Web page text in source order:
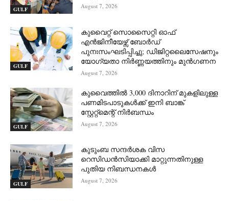
GULF August 7, 2026
GULF
കുവൈറ്റ് സൊസൈറ്റി ഓഫ്
എൻജിനീയേഴ്സ് ബോർഡ്
പുനഃസംഘടിപ്പിച്ചു; ഡിജിറ്റലൈസേഷനും
യോഗ്യതാ നിർണ്ണയത്തിനും മുൻഗണന
August 7, 2026
GULF
കുവൈത്തിൽ 3,000 ദിനാറിന് മുകളിലുള്ള
പണമിടപാടുകൾക്ക് ഇനി ബാങ്ക്
സ്റ്റേറ്റ്‌മെന്റ് നിർബന്ധം
August 7, 2026
GULF
കുടുംബ സന്ദർശക വിസ
റെസിഡൻസിയാക്കി മാറ്റുന്നതിനുള്ള
പുതിയ നിബന്ധനകൾ
August 7, 2026